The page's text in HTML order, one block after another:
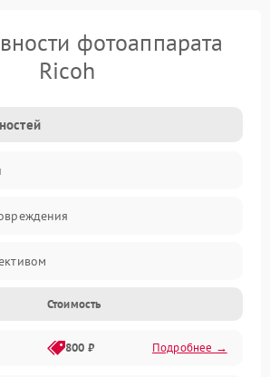
фотоаппарата
Ricoh
Стоимость
800 ₽ Подробнее →